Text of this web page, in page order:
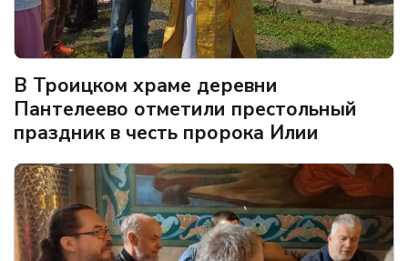
В Троицком храме деревни
Пантелеево отметили престольный
праздник в честь пророка Илии